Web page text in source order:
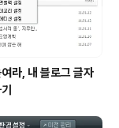
라, 내 블로그 글자